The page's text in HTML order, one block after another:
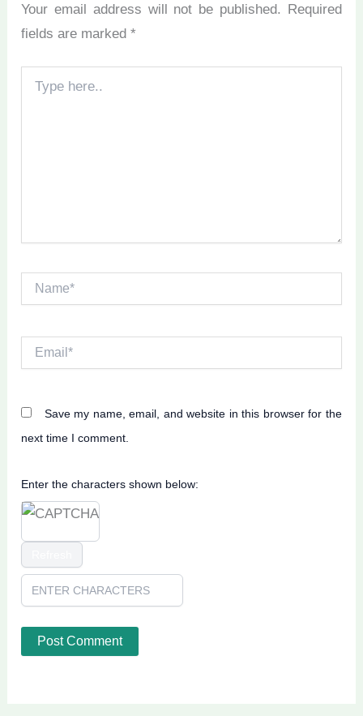
Your email address will not be published. Required
fields are marked*
here..
Name*
Email*
Save my name, email, and website in this browser for the
next time I comment.
Enter the characters shown below: